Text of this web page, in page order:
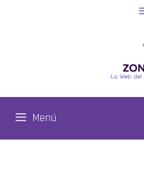
Menú